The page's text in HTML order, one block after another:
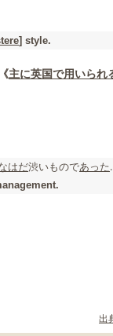
] style.
主に英国で用いられ
はだ渋いものであった.
出